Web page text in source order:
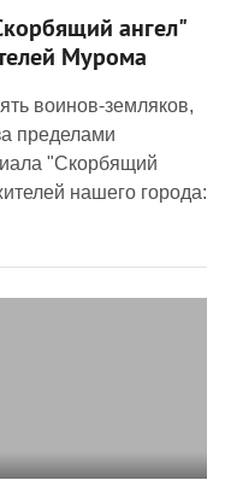
ангел"
Мурома
воинов-земляков,
пределами
"Скорбящий
нашего города: